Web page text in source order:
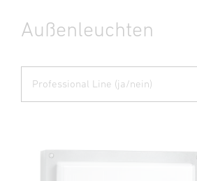
Außenleuchten
Professional Line (ja/nein)